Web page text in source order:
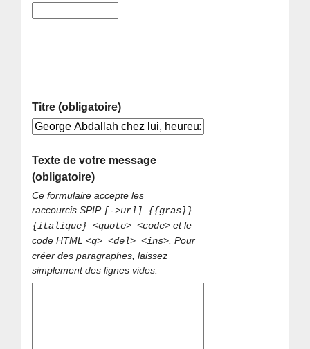
Titre (obligatoire)
Texte de votre message
(obligatoire)
Ce formulaire accepte les
raccourcis SPIP [->url] {{gras}}
{italique} <quote> <code> et le
code HTML<q> <del> <ins> . Pour
créer des paragraphes, laissez
simplement des lignes vides.